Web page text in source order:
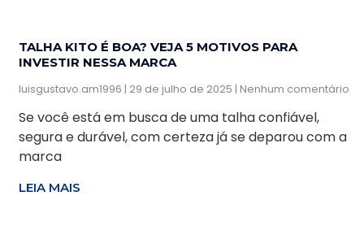
TALHA KITO É BOA? VEJA 5 MOTIVOS PARA
INVESTIR NESSA MARCA
luisgustavo.am1996 29 de julho de 2025 Nenhum comentário
Se você está em busca de uma talha confiável,
segura e durável, com certeza já se deparou com a
marca
LEIA MAIS